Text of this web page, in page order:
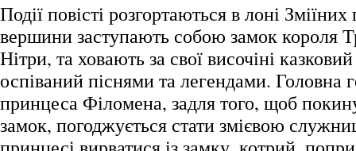
Події повісті розгортаються в лоні Зміїних
вершини заступають собою замок короля
Нітри, та ховають за свої височіні
оспіваний піснями та легендами. Головна
принцеса Філомена, задля того, щоб
замок, погоджується стати змієвою